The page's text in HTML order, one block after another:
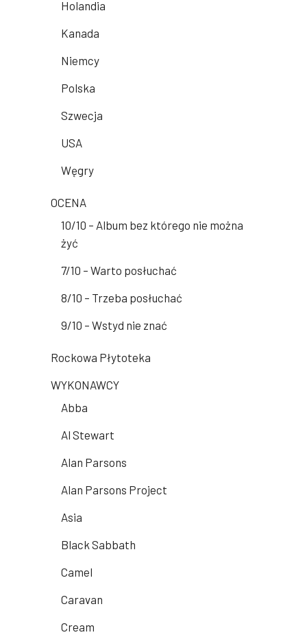
Holandia
Kanada
Niemcy
Polska
Szwecja
USA
Węgry
OCENA
10/10 – Album bez którego nie można
żyć
7/10 – Warto posłuchać
8/10 – Trzeba posłuchać
9/10 – Wstyd nie znać
Rockowa Płytoteka
WYKONAWCY
Abba
Al Stewart
Alan Parsons
Alan Parsons Project
Asia
Black Sabbath
Camel
Caravan
Cream